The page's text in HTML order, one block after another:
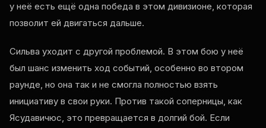
у неё есть ещё одна победа в этом дивизионе, которая
позволит ей двигаться дальше.
Сильва уходит с другой проблемой. В этом бою у неё
был шанс изменить ход событий, особенно во втором
раунде, но она так и не смогла полностью взять
инициативу в свои руки. Против такой соперницы, как
Ясудавичюс, это превращается в долгий бой. Если